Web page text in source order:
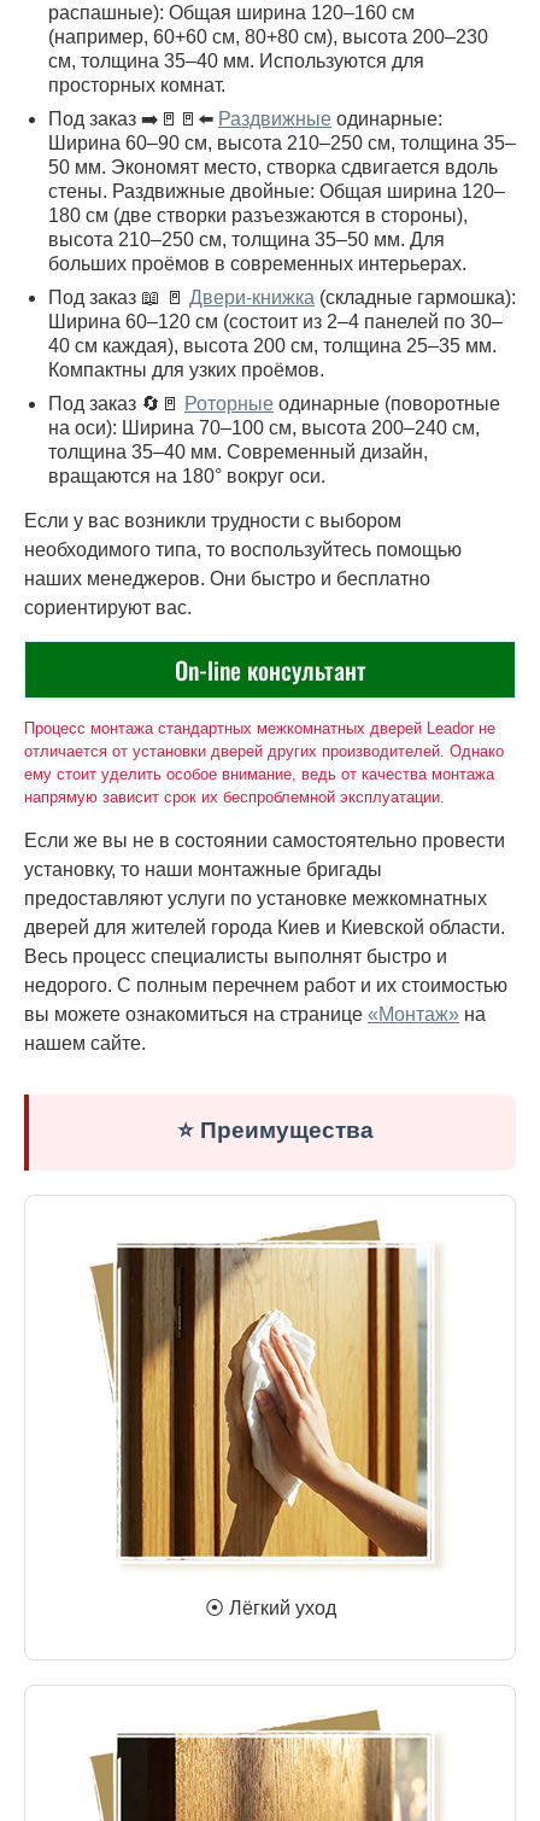
распашные): Общая ширина 120–160 см
(например, 60+60 см, 80+80 см), высота 200–230
см, толщина 35–40 мм. Используются для
просторных комнат.
Под заказ ➡️🚪🚪⬅️ Раздвижные одинарные:
Ширина 60–90 см, высота 210–250 см, толщина 35–
50 мм. Экономят место, створка сдвигается вдоль
стены. Раздвижные двойные: Общая ширина 120–
180 см (две створки разъезжаются в стороны),
высота 210–250 см, толщина 35–50 мм. Для
больших проёмов в современных интерьерах.
Под заказ 📖 🚪 Двери-книжка (складные гармошка):
Ширина 60–120 см (состоит из 2–4 панелей по 30–
40 см каждая), высота 200 см, толщина 25–35 мм.
Компактны для узких проёмов.
Под заказ 🔄🚪 Роторные одинарные (поворотные
на оси): Ширина 70–100 см, высота 200–240 см,
толщина 35–40 мм. Современный дизайн,
вращаются на 180° вокруг оси.
Если у вас возникли трудности с выбором
необходимого типа, то воспользуйтесь помощью
наших менеджеров. Они быстро и бесплатно
сориентируют вас.
On-line консультант
Процесс монтажа стандартных межкомнатных дверей Leador не
отличается от установки дверей других производителей. Однако
ему стоит уделить особое внимание, ведь от качества монтажа
напрямую зависит срок их беспроблемной эксплуатации.
Если же вы не в состоянии самостоятельно провести
установку, то наши монтажные бригады
предоставляют услуги по установке межкомнатных
дверей для жителей города Киев и Киевской области.
Весь процесс специалисты выполнят быстро и
недорого. С полным перечнем работ и их стоимостью
вы можете ознакомиться на странице «Монтаж» на
нашем сайте.
⭐ Преимущества
⦿ Лёгкий уход